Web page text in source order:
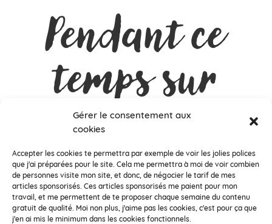
Gérer le consentement aux
cookies
Accepter les cookies te permettra par exemple de voir les jolies polices
que j'ai préparées pour le site. Cela me permettra à moi de voir combien
de personnes visite mon site, et donc, de négocier le tarif de mes
articles sponsorisés. Ces articles sponsorisés me paient pour mon
travail, et me permettent de te proposer chaque semaine du contenu
gratuit de qualité. Moi non plus, j'aime pas les cookies, c'est pour ça que
j'en ai mis le minimum dans les cookies fonctionnels.
Pendant ce
temps sur
Instagram
…